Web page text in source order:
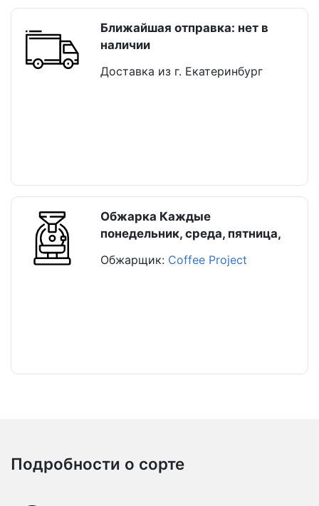
Ближайшая отправка: нет в
наличии
Доставка из г. Екатеринбург
Обжарка Каждые
понедельник, среда, пятница,
Обжарщик: Coffee Project
Подробности о сорте